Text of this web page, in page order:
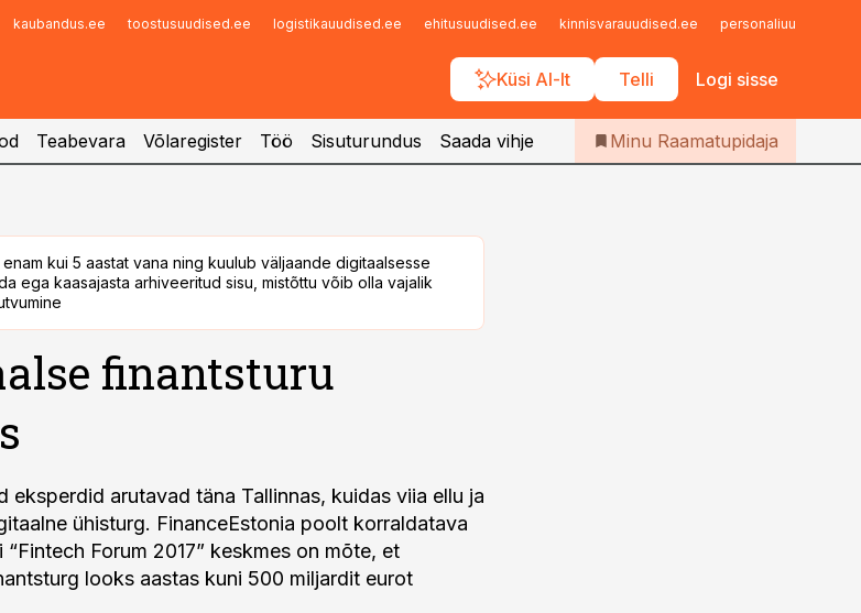
kaubandus.ee toostusuudised.ee logistikauudised.ee ehitusuudised.ee kinnisvarauudised.ee personaliuudised.ee
Küsi AI-lt Telli Logi sisse
Iseteenindus
Telli Raamatupidaja
Teabevara Võlaregister Töö Sisuturundus Saada vihje Minu Raamatupidaja
kui 5 aastat vana ning kuulub väljaande digitaalsesse
ega kaasajasta arhiveeritud sisu, mistõttu võib olla vajalik
finantsturu
eksperdid arutavad täna Tallinnas, kuidas viia ellu ja
ühisturg. FinanceEstonia poolt korraldatava
Forum 2017” keskmes on mõte, et
looks aastas kuni 500 miljardit eurot